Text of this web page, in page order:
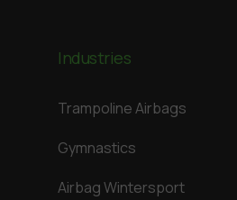
Industries
Trampoline Airbags
Gymnastics
Airbag Wintersport